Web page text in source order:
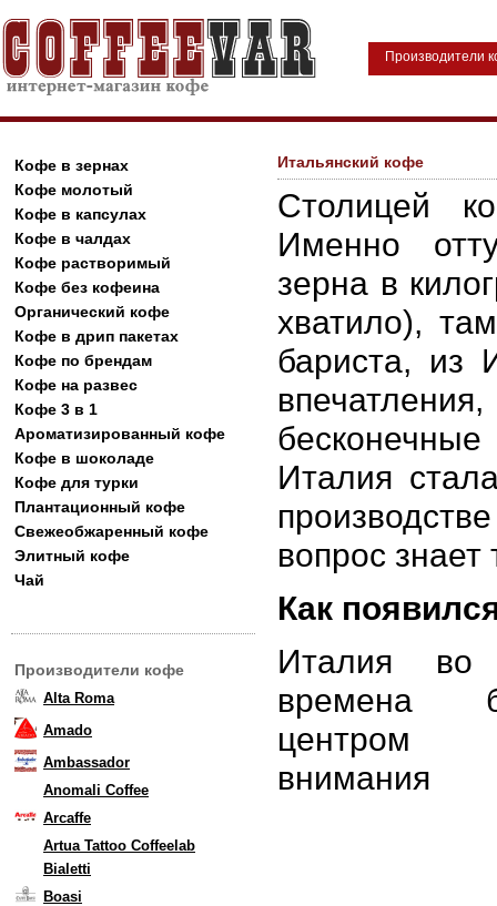
Производители
Кофе в зернах
Кофе молотый
Кофе в капсулах
Кофе в чалдах
Кофе растворимый
Кофе без кофеина
Органический кофе
Кофе в дрип пакетах
Кофе по брендам
Кофе на развес
Кофе 3 в 1
Ароматизированный кофе
Кофе в шоколаде
Кофе для турки
Плантационный кофе
Свежеобжаренный кофе
Элитный кофе
Чай
Производители кофе
Alta Roma
Amado
Ambassador
Anomali Coffee
Arcaffe
Artua Tattoo Coffeelab
Bialetti
Boasi
Итальянский кофе
Столицей
Именно
зерна в
хватило),
бариста, из
Италия
вопрос
Как
Италия во
времена
центром
внимания